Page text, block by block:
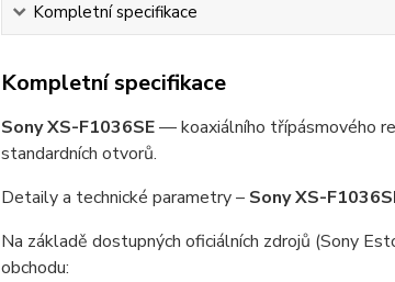
Kompletní specifikace
Kompletní specifikace
Sony XS-F1036SE— koaxiálního třípásmového
standardních otvorů.
Detaily a technické parametry – Sony XS-
Na základě dostupných oficiálních zdrojů (Sony
obchodu: